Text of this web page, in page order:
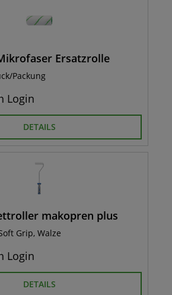
Ersatzrolle
Packung
Login
DETAILS
makopren plus
Grip, Walze
Login
DETAILS